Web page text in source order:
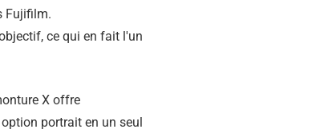
Fujifilm.
ce qui en fait l'un
X offre
portrait en un seul